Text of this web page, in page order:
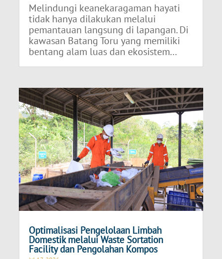
Melindungi keanekaragaman hayati
tidak hanya dilakukan melalui
pemantauan langsung di lapangan. Di
kawasan Batang Toru yang memiliki
bentang alam luas dan ekosistem...
Optimalisasi Pengelolaan Limbah
Domestik melalui Waste Sortation
Facility dan Pengolahan Kompos